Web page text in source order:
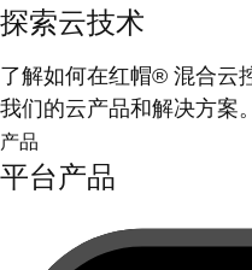
探索云技术
了解如何在红帽® 混合云
我们的云产品和解决方案。
产品
平台产品